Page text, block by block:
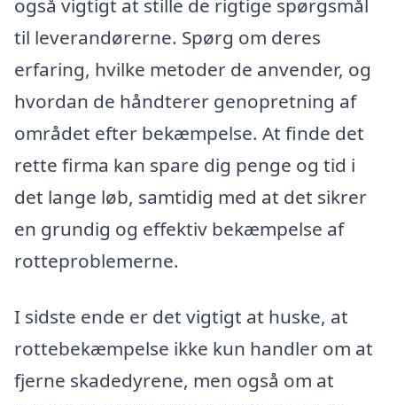
også vigtigt at stille de rigtige spørgsmål
til leverandørerne. Spørg om deres
erfaring, hvilke metoder de anvender, og
hvordan de håndterer genopretning af
området efter bekæmpelse. At finde det
rette firma kan spare dig penge og tid i
det lange løb, samtidig med at det sikrer
en grundig og effektiv bekæmpelse af
rotteproblemerne.
I sidste ende er det vigtigt at huske, at
rottebekæmpelse ikke kun handler om at
fjerne skadedyrene, men også om at